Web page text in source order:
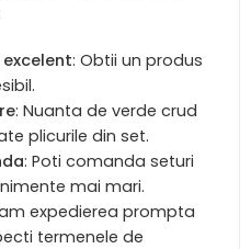
: Obtii un produs
: Nuanta de verde crud
plicurile din set.
: Poti comanda seturi
mai mari.
expedierea prompta
termenele de